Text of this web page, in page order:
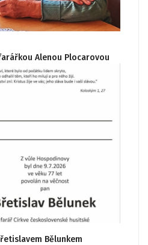
Alenou Plocarovou
Bělunkem